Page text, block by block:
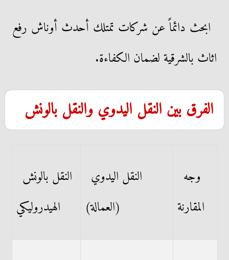
ابحث دائماً عن شركات تمتلك أحدث أوناش رفع
اثاث بالشرقية لضمان الكفاءة.
الفرق بين النقل اليدوي والنقل بالونش
وجه
المقارنة
النقل اليدوي
(العمالة)
النقل بالونش
الهيدروليكي